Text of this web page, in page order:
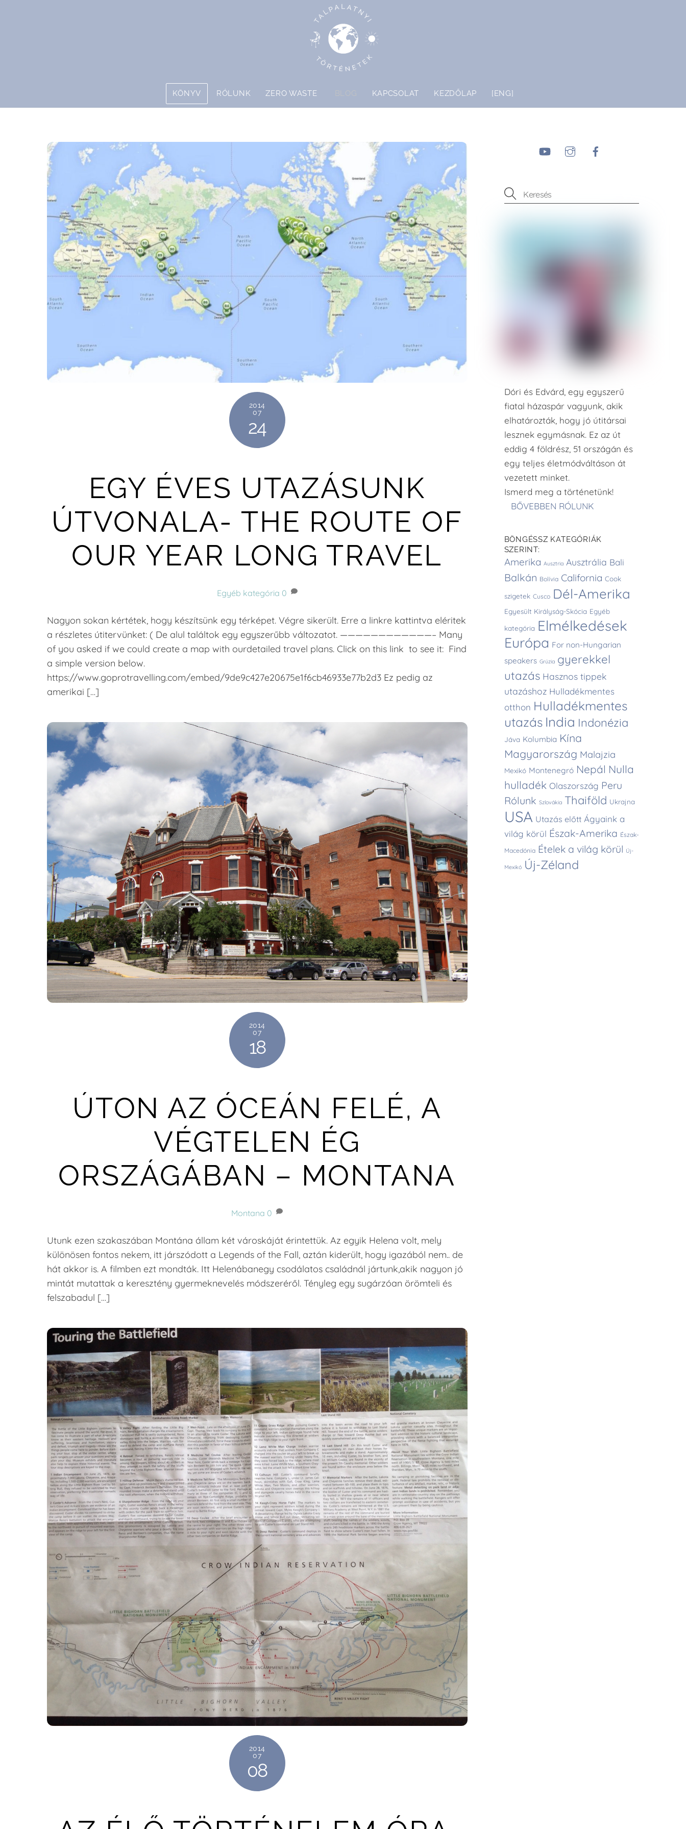
KÖNYV RÓLUNK ZERO WASTE BLOG KAPCSOLAT KEZDŐLAP [ENG]
2014
07
24
EGY ÉVES UTAZÁSUNK
ÚTVONALA- THE ROUTE OF
OUR YEAR LONG TRAVEL
Egyéb kategória 0
Nagyon sokan kértétek, hogy készítsünk egy térképet. Végre sikerült. Erre a linkre kattintva eléritek
a részletes útitervünket: ( De alul találtok egy egyszerűbb változatot. ————————————– Many
of you asked if we could create a map with ourdetailed travel plans. Click on this link to see it: Find
a simple version below.
https://www.goprotravelling.com/embed/9de9c427e20675e1f6cb46933e77b2d3 Ez pedig az
amerikai […]
2014
07
18
ÚTON AZ ÓCEÁN FELÉ, A
VÉGTELEN ÉG
ORSZÁGÁBAN – MONTANA
Montana 0
Utunk ezen szakaszában Montána állam két városkáját érintettük. Az egyik Helena volt, mely
különösen fontos nekem, itt járszódott a Legends of the Fall, aztán kiderült, hogy igazából nem.. de
hát akkor is. A filmben ezt mondták. Itt Helenábanegy csodálatos családnál jártunk,akik nagyon jó
mintát mutattak a keresztény gyermeknevelés módszeréről. Tényleg egy sugárzóan örömteli és
felszabadul […]
2014
07
08
YouTube Instagram
Dóri és Edvárd, egy egyszerű
fiatal házaspár vagyunk, akik
elhatározták, hogy jó útitársai
lesznek egymásnak. Ez az út
eddig 4 földrész, 51 országán és
egy teljes életmódváltáson át
vezetett minket.
Ismerd meg a történetünk!
BŐVEBBEN RÓLUNK
BÖNGÉSSZ KATEGÓRIÁK
SZERINT:
Amerika Ausztria Ausztrália Bali
Balkán Bolívia California Cook
szigetek Cusco Dél-Amerika
Egyesült Királyság-Skócia Egyéb
kategória Elmélkedések
Európa For non-Hungarian
speakers Grúzia gyerekkel
utazás Hasznos tippek
utazáshoz Hulladékmentes
otthon Hulladékmentes
utazás India Indonézia
Jáva Kolumbia Kína
Magyarország Malajzia
Mexikó Montenegró Nepál Nulla
hulladék Olaszország Peru
Rólunk Szlovákia Thaiföld Ukrajna
USA Utazás előtt Ágyaink a
világ körül Észak-Amerika Észak-
Macedónia Ételek a világ körül Új-
Mexikó Új-Zéland